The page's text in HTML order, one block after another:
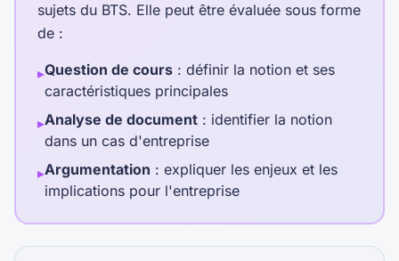
sujets du BTS. Elle peut être évaluée sous forme
de :
▸Question de cours : définir la notion et ses
caractéristiques principales
▸Analyse de document : identifier la notion
dans un cas d'entreprise
▸Argumentation : expliquer les enjeux et les
implications pour l'entreprise